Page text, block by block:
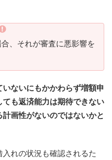
、それが審査に悪影響を
ないにもかかわらず増額申
も返済能力は期待できない
画性がないのではないかと
れの状況も確認されるた